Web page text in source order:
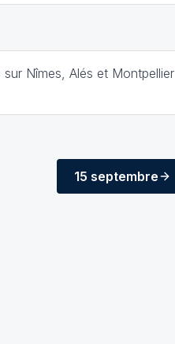
Nîmes, Alés et Montpellier
15 septembre